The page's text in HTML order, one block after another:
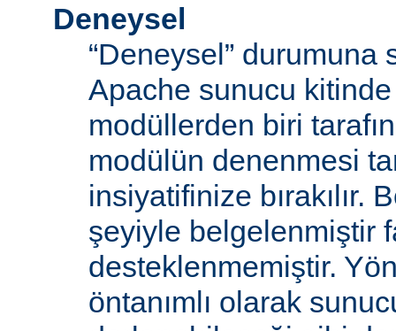
Deneysel
“Deneysel” durumuna
Apache sunucu
modüllerden biri
modülün denenmesi
insiyatifinize bırakılır.
şeyiyle belgelenmiştir
desteklenmemiştir.
öntanımlı olarak